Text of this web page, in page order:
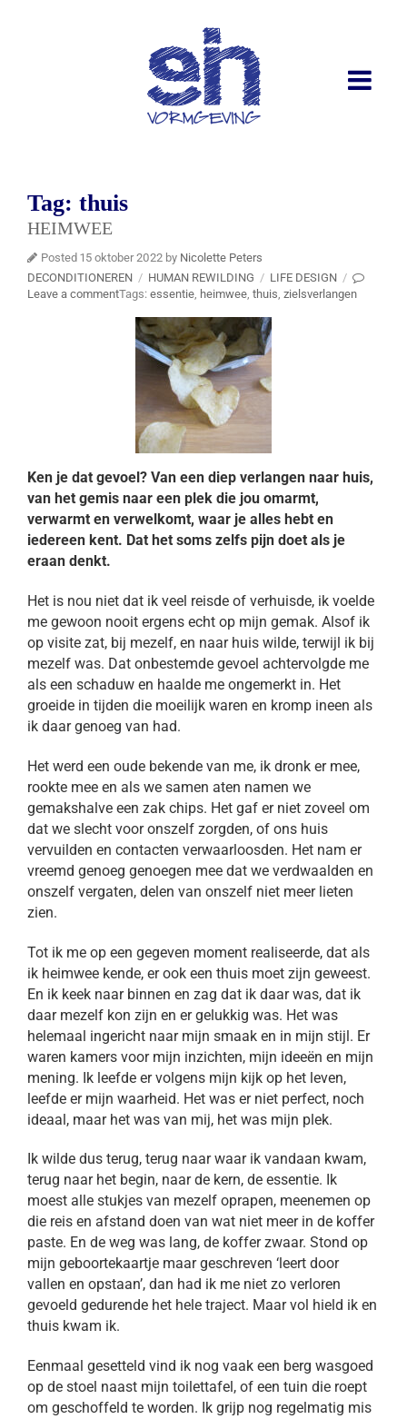
Tag: thuis
HEIMWEE
Posted 15 oktober 2022 by Nicolette Peters
DECONDITIONEREN / HUMAN REWILDING / LIFE DESIGN /
Leave a commentTags: essentie, heimwee, thuis, zielsverlangen
Ken je dat gevoel? Van een diep verlangen naar huis,
van het gemis naar een plek die jou omarmt,
verwarmt en verwelkomt, waar je alles hebt en
iedereen kent. Dat het soms zelfs pijn doet als je
eraan denkt.
Het is nou niet dat ik veel reisde of verhuisde, ik voelde
me gewoon nooit ergens echt op mijn gemak. Alsof ik
op visite zat, bij mezelf, en naar huis wilde, terwijl ik bij
mezelf was. Dat onbestemde gevoel achtervolgde me
als een schaduw en haalde me ongemerkt in. Het
groeide in tijden die moeilijk waren en kromp ineen als
ik daar genoeg van had.
Het werd een oude bekende van me, ik dronk er mee,
rookte mee en als we samen aten namen we
gemakshalve een zak chips. Het gaf er niet zoveel om
dat we slecht voor onszelf zorgden, of ons huis
vervuilden en contacten verwaarloosden. Het nam er
vreemd genoeg genoegen mee dat we verdwaalden en
onszelf vergaten, delen van onszelf niet meer lieten
zien.
Tot ik me op een gegeven moment realiseerde, dat als
ik heimwee kende, er ook een thuis moet zijn geweest.
En ik keek naar binnen en zag dat ik daar was, dat ik
daar mezelf kon zijn en er gelukkig was. Het was
helemaal ingericht naar mijn smaak en in mijn stijl. Er
waren kamers voor mijn inzichten, mijn ideeën en mijn
mening. Ik leefde er volgens mijn kijk op het leven,
leefde er mijn waarheid. Het was er niet perfect, noch
ideaal, maar het was van mij, het was mijn plek.
Ik wilde dus terug, terug naar waar ik vandaan kwam,
terug naar het begin, naar de kern, de essentie. Ik
moest alle stukjes van mezelf oprapen, meenemen op
die reis en afstand doen van wat niet meer in de koffer
paste. En de weg was lang, de koffer zwaar. Stond op
mijn geboortekaartje maar geschreven ‘leert door
vallen en opstaan’, dan had ik me niet zo verloren
gevoeld gedurende het hele traject. Maar vol hield ik en
thuis kwam ik.
Eenmaal gesetteld vind ik nog vaak een berg wasgoed
op de stoel naast mijn toilettafel, of een tuin die roept
om geschoffeld te worden. Ik grijp nog regelmatig mis